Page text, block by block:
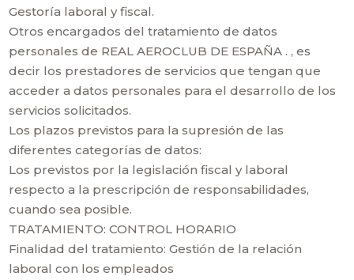
Gestoría laboral y fiscal.
Otros encargados del tratamiento de datos
personales de REAL AEROCLUB DE ESPAÑA . , es
decir los prestadores de servicios que tengan que
acceder a datos personales para el desarrollo de los
servicios solicitados.
Los plazos previstos para la supresión de las
diferentes categorías de datos:
Los previstos por la legislación fiscal y laboral
respecto a la prescripción de responsabilidades,
cuando sea posible.
TRATAMIENTO: CONTROL HORARIO
Finalidad del tratamiento: Gestión de la relación
laboral con los empleados